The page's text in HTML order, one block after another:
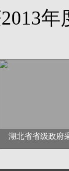
年
湖北省省级政府